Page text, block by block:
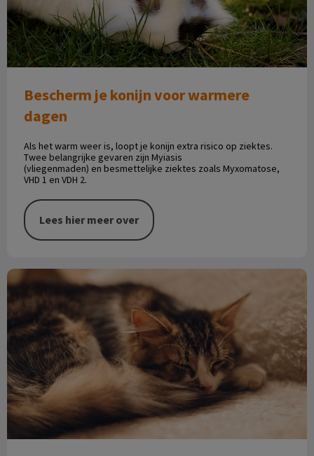
Bescherm je konijn voor warmere
dagen
Als het warm weer is, loopt je konijn extra risico op ziektes.
Twee belangrijke gevaren zijn Myiasis
(vliegenmaden) en besmettelijke ziektes zoals Myxomatose,
VHD 1 en VDH 2.
Lees hier meer over
Last minute vuurwerktips